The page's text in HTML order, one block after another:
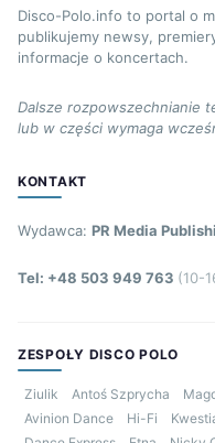
Disco-Polo.info to portal o
publikujemy newsy,
informacje o koncertach.
Dalsze rozpowszechnianie
lub w części wymaga
KONTAKT
Wydawca: PR Media
Tel: +48 503 949 763 (10-
ZESPOŁY DISCO POLO
Ziulik Antoś Szprycha
Avinion Dance
Hi-Fi